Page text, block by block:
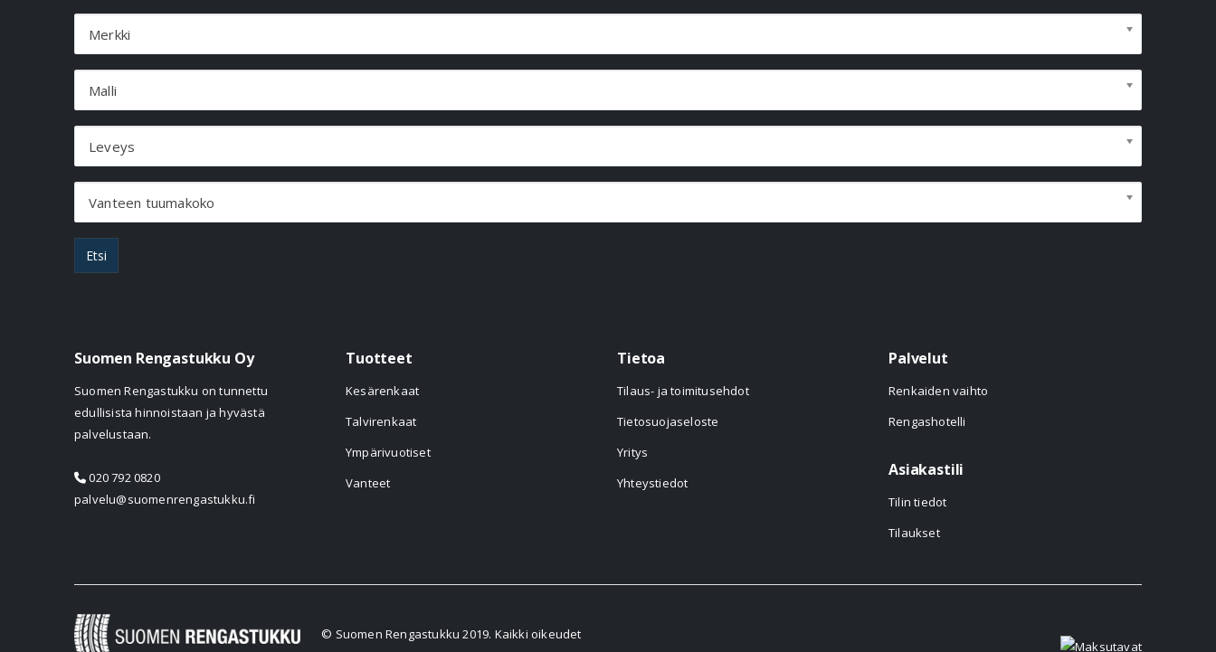
Merkki
Malli
Leveys
Vanteen tuumakoko
Etsi
Suomen Rengastukku Oy
Suomen Rengastukku on tunnettu
edullisista hinnoistaan ja hyvästä
palvelustaan.
020 792 0820
palvelu@suomenrengastukku.fi
Tuotteet
Kesärenkaat
Talvirenkaat
Ympärivuotiset
Vanteet
Tietoa
Tilaus- ja toimitusehdot
Tietosuojaseloste
Yritys
Yhteystiedot
Palvelut
Renkaiden vaihto
Rengashotelli
Asiakastili
Tilin tiedot
Tilaukset
© Suomen Rengastukku 2019. Kaikki oikeudet